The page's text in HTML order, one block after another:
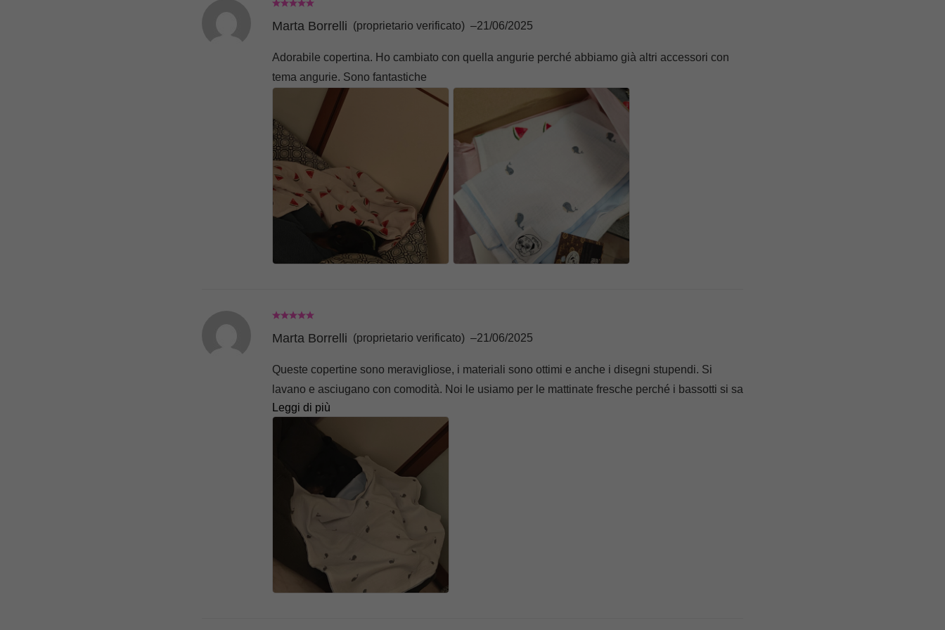
Marta Borrelli (proprietario verificato) –21/06/2025
Adorabile copertina. Ho cambiato con quella angurie perché abbiamo già altri accessori con
tema angurie. Sono fantastiche
Marta Borrelli (proprietario verificato) –21/06/2025
Queste copertine sono meravigliose, i materiali sono ottimi e anche i disegni stupendi. Si
lavano e asciugano con comodità. Noi le usiamo per le mattinate fresche perché i bassotti si sa
devono sempre usare una copertina 😄
Leggi di più